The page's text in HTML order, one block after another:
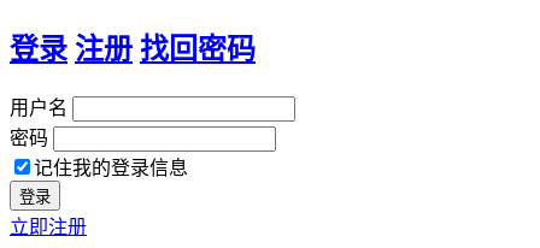
登录 注册 找回密码
用户名
密码
记住我的登录信息
立即注册